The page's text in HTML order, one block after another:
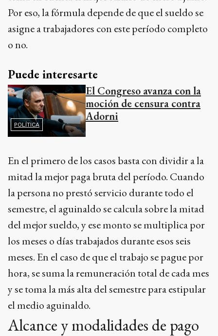
Por eso, la fórmula depende de que el sueldo se
asigne a trabajadores con este período completo
o no.
Puede interesarte
POLÍTICA
El Congreso avanza con la
moción de censura contra
Adorni
En el primero de los casos basta con dividir a la
mitad la mejor paga bruta del período. Cuando
la persona no prestó servicio durante todo el
semestre, el aguinaldo se calcula sobre la mitad
del mejor sueldo, y ese monto se multiplica por
los meses o días trabajados durante esos seis
meses. En el caso de que el trabajo se pague por
hora, se suma la remuneración total de cada mes
y se toma la más alta del semestre para estipular
el medio aguinaldo.
Alcance y modalidades de pago